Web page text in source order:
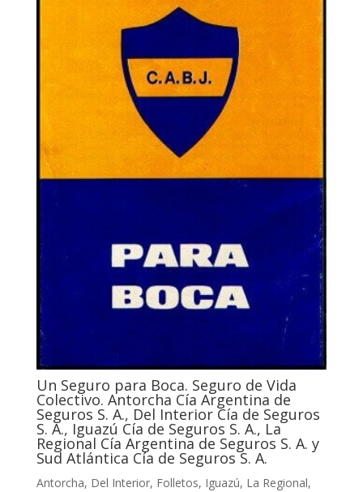
Un Seguro para Boca. Seguro de Vida
Colectivo. Antorcha Cía Argentina de
Seguros S. A., Del Interior Cía de Seguros
S. A., Iguazú Cía de Seguros S. A., La
Regional Cía Argentina de Seguros S. A. y
Sud Atlántica Cía de Seguros S. A.
Antorcha, Del Interior, Folletos, Iguazú, La Regional,